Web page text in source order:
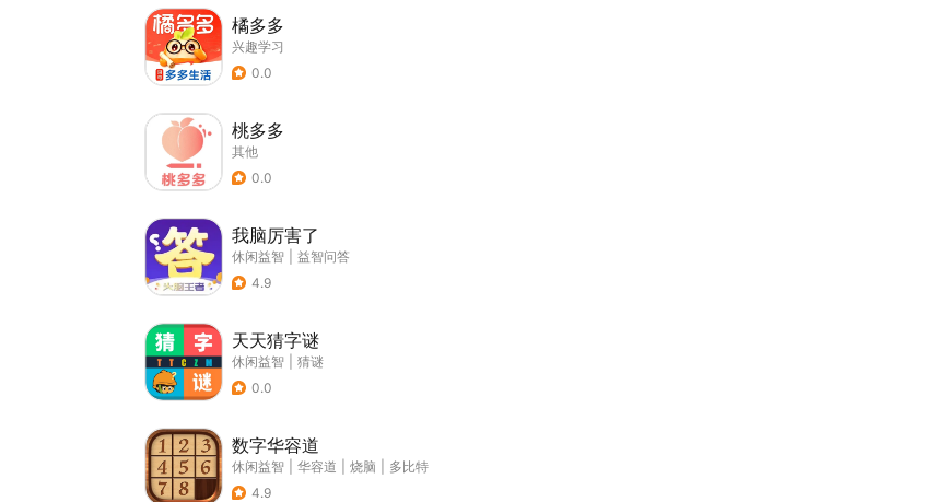
橘多多
兴趣学习
0.0
桃多多
其他
0.0
我脑厉害了
休闲益智
益智问答
4.9
天天猜字谜
休闲益智
猜谜
0.0
数字华容道
休闲益智 华容道 烧脑
多比特
4.9